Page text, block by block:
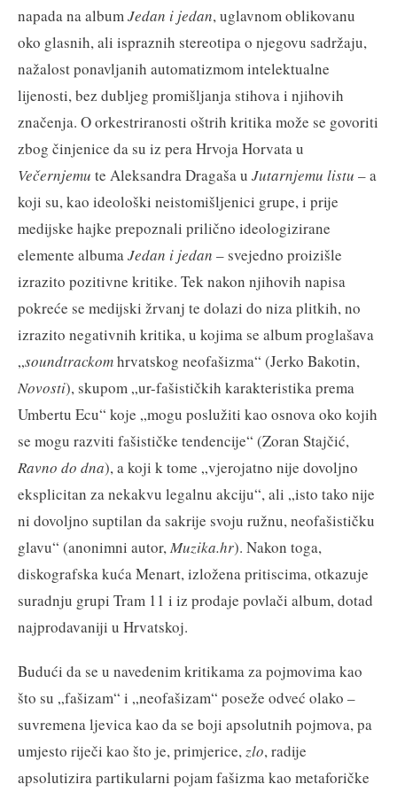
napada na albumJedan i jedan, uglavnom oblikovanu
oko glasnih, ali ispraznih stereotipa o njegovu sadržaju,
nažalost ponavljanih automatizmom intelektualne
lijenosti, bez dubljeg promišljanja stihova i njihovih
značenja. O orkestriranosti oštrih kritika može se govoriti
zbog činjenice da su iz pera Hrvoja Horvata u
Večernjemu te Aleksandra Dragaša u Jutarnjemu listu – a
koji su, kao ideološki neistomišljenici grupe, i prije
medijske hajke prepoznali prilično ideologizirane
elemente albumaJedan i jedan – svejedno proizišle
izrazito pozitivne kritike. Tek nakon njihovih napisa
pokreće se medijski žrvanj te dolazi do niza plitkih, no
izrazito negativnih kritika, u kojima se album proglašava
„soundtrackomhrvatskog neofašizma“ (Jerko Bakotin,
Novosti), skupom „ur-fašističkih karakteristika prema
Umbertu Ecu“ koje „mogu poslužiti kao osnova oko kojih
se mogu razviti fašističke tendencije“ (Zoran Stajčić,
Ravno do dna), a koji k tome „vjerojatno nije dovoljno
eksplicitan za nekakvu legalnu akciju“, ali „isto tako nije
ni dovoljno suptilan da sakrije svoju ružnu, neofašističku
glavu“ (anonimni autor,Muzika.hr). Nakon toga,
diskografska kuća Menart, izložena pritiscima, otkazuje
suradnju grupi Tram 11 i iz prodaje povlači album, dotad
najprodavaniji u Hrvatskoj.
Budući da se u navedenim kritikama za pojmovima kao
što su „fašizam“ i „neofašizam“ poseže odveć olako –
suvremena ljevica kao da se boji apsolutnih pojmova, pa
umjesto riječi kao što je, primjerice,zlo, radije
apsolutizira partikularni pojam fašizma kao metaforičke